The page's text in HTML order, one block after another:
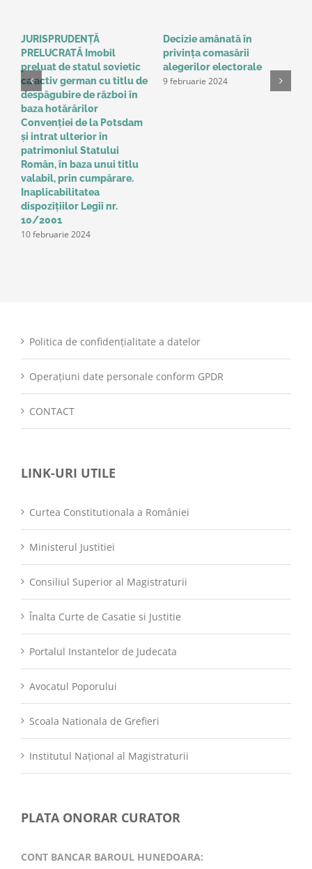
JURISPRUDENȚĂ
PRELUCRATĂ Imobil
preluat de statul sovietic
ca activ german cu titlu de
despăgubire de război în
baza hotărârilor
Convenţiei de la Potsdam
și intrat ulterior în
patrimoniul Statului
Român, în baza unui titlu
valabil, prin cumpărare.
Inaplicabilitatea
dispozițiilor Legii nr.
10/2001
10 februarie 2024
Decizie amânată în
privinţa comasării
alegerilor electorale
9 februarie 2024
Politica de confidențialitate a datelor
Operațiuni date personale conform GPDR
CONTACT
LINK-URI UTILE
Curtea Constitutionala a României
Ministerul Justitiei
Consiliul Superior al Magistraturii
Înalta Curte de Casatie si Justitie
Portalul Instantelor de Judecata
Avocatul Poporului
Scoala Nationala de Grefieri
Institutul Național al Magistraturii
PLATA ONORAR CURATOR
CONT BANCAR BAROUL HUNEDOARA: